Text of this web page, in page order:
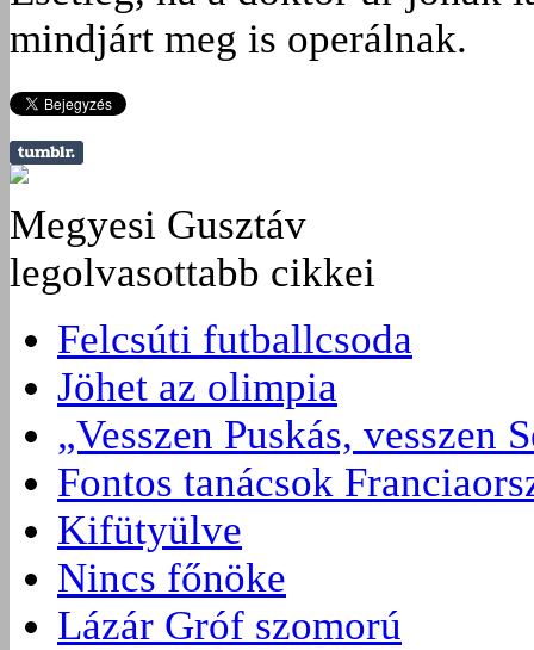
mindjárt meg is operálnak.
Megyesi Gusztáv
legolvasottabb cikkei
Felcsúti futballcsoda
Jöhet az olimpia
„Vesszen Puskás, vesszen
Fontos tanácsok
Kifütyülve
Nincs főnöke
Lázár Gróf szomorú